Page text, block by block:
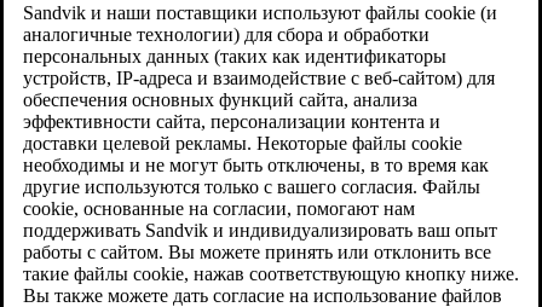
Sandvik и наши поставщики используют файлы cookie (и
аналогичные технологии) для сбора и обработки
персональных данных (таких как идентификаторы
устройств, IP-адреса и взаимодействие с веб-сайтом) для
обеспечения основных функций сайта, анализа
эффективности сайта, персонализации контента и
доставки целевой рекламы. Некоторые файлы cookie
необходимы и не могут быть отключены, в то время как
другие используются только с вашего согласия. Файлы
cookie, основанные на согласии, помогают нам
поддерживать Sandvik и индивидуализировать ваш опыт
работы с сайтом. Вы можете принять или отклонить все
такие файлы cookie, нажав соответствующую кнопку ниже.
Вы также можете дать согласие на использование файлов